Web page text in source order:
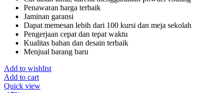
Penawaran harga terbaik
Jaminan garansi
Dapat memesan lebih dari 100 kursi dan meja sekolah
Pengerjaan cepat dan tepat waktu
Kualitas bahan dan desain terbaik
Menjual barang baru
Add to wishlist
Add to cart
Quick view